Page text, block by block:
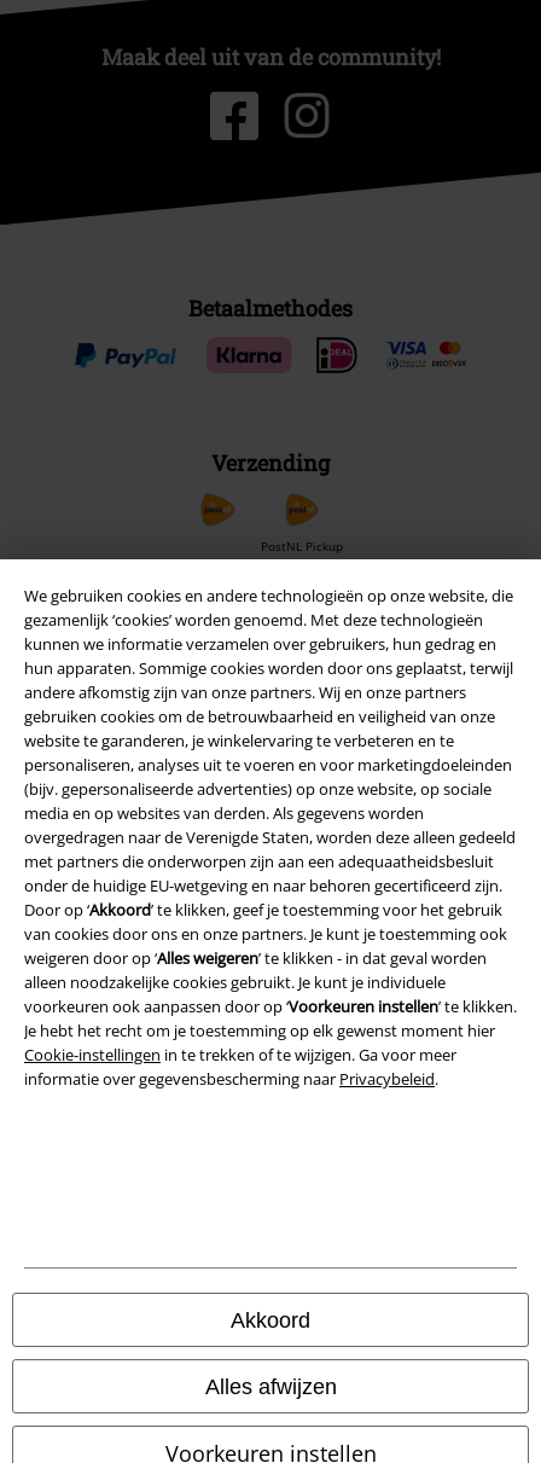
We gebruiken cookies en andere technologieën op onze website, die
gezamenlijk ‘cookies’ worden genoemd. Met deze technologieën
kunnen we informatie verzamelen over gebruikers, hun gedrag en
hun apparaten. Sommige cookies worden door ons geplaatst, terwijl
andere afkomstig zijn van onze partners. Wij en onze partners
gebruiken cookies om de betrouwbaarheid en veiligheid van onze
website te garanderen, je winkelervaring te verbeteren en te
personaliseren, analyses uit te voeren en voor marketingdoeleinden
(bijv. gepersonaliseerde advertenties) op onze website, op sociale
media en op websites van derden. Als gegevens worden
overgedragen naar de Verenigde Staten, worden deze alleen gedeeld
met partners die onderworpen zijn aan een adequaatheidsbesluit
onder de huidige EU-wetgeving en naar behoren gecertificeerd zijn.
Door op ‘Akkoord’ te klikken, geef je toestemming voor het gebruik
van cookies door ons en onze partners. Je kunt je toestemming ook
weigeren door op ‘Alles weigeren’ te klikken - in dat geval worden
alleen noodzakelijke cookies gebruikt. Je kunt je individuele
voorkeuren ook aanpassen door op ‘Voorkeuren instellen’ te klikken.
Je hebt het recht om je toestemming op elk gewenst moment hier
Cookie-instellingen in te trekken of te wijzigen. Ga voor meer
informatie over gegevensbescherming naar Privacybeleid.
Akkoord
Alles afwijzen
Voorkeuren instellen
Maak deel uit van de community!
Betaalmethodes
Verzending
PostNL Pickup
large app
Download gratis de nieuwe large app en profiteer van alle nieuwe
functies en voordelen!
A Warner Music Group Company
Beveiliging
Legal
Algemene Voorwaarden